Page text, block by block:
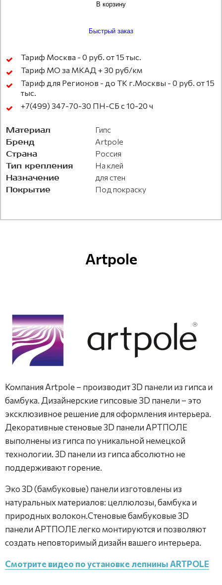
В корзину
Быстрый заказ
Тариф Москва - 0 руб. от 15 тыс.
Тариф МО за МКАД + 30 руб/км
Тариф для Регионов - до ТК г.Москвы - 0 руб. от 15
тыс.
+7(499) 347-70-30 ПН-СБ с 10-20 ч
Материал Гипс
Бренд Artpole
Страна Россия
Тип крепления На клей
Назначение для стен
Покрытие Под покраску
Artpole
Компания Artpole – производит 3D панели из гипса и
бамбука. Дизайнерские гипсовые ЗD панели – это
эксклюзивное решение для оформления интерьера.
Декоративные стеновые 3D панели АРТПОЛЕ
выполнены из гипса по уникальной немецкой
технологии. 3D панели из гипса абсолютно не
поддерживают горение.
Эко 3D (бамбуковые) панели изготовлены из
натуральных материалов: целлюлозы, бамбука и
природных волокон.Стеновые бамбуковые 3D
панели АРТПОЛЕ легко монтируются и позволяют
создать неповторимый дизайн вашего интерьера.
Смотрите видео по установке лепнины ARTPOLE